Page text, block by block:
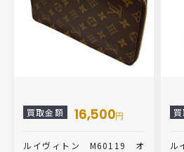
買取金額 16,500円
ルイヴィトン M60119 オ
ル